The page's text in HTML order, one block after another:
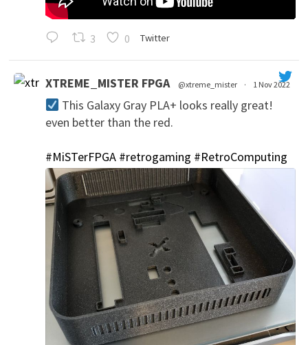
3 0 Twitter
XTREME_MISTER FPGA @xtreme_mister · 1 Nov 2022
This Galaxy Gray PLA+ looks really great!
even better than the red.
#MiSTerFPGA #retrogaming #RetroComputing